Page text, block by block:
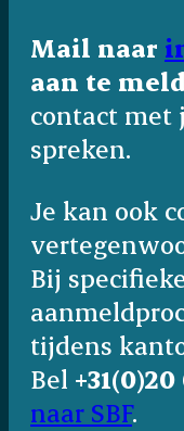
Mail naar
aan te
contact met
spreken.
Je kan ook
Bij
tijdens
Bel
naar SBF.